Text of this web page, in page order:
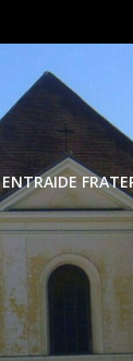
ENTRAIDE